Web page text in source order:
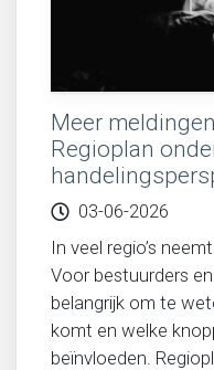
Meer
Regioplan
03-06-2026
In veel regio’s
Voor bestuurders
belangrijk om te
komt en welke
beïnvloeden.